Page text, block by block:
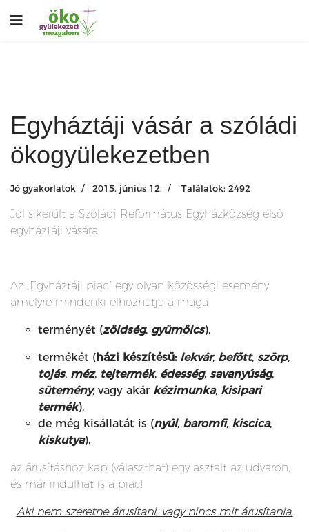
Egyháztáji vásár a szóládi
ökogyülekezetben
Jó gyakorlatok 2015. június 12. Találatok: 2492
Jól sikerült a Szóládi Református Egyházközség első
egyháztáji vására
Az „Egyháztáji piac” egy olyan közösségi esemény,
amelyre mindenki elhozhatja a maga
terményét (zöldség, gyümölcs),
termékét (házi készítésű: lekvár, befőtt, szörp,
tojás, méz, tejtermék, édesség, savanyúság,
sütemény, vagy akár kézimunka, kisipari
termék),
de még kisállatát is (nyúl, baromfi, kiscica,
kiskutya),
az árusításhoz kap (választhat) egy asztalt az udvaron,
és már indulhat is a piac!
Aki nem szeretne árusítani, vagy nincs mit árusítania,